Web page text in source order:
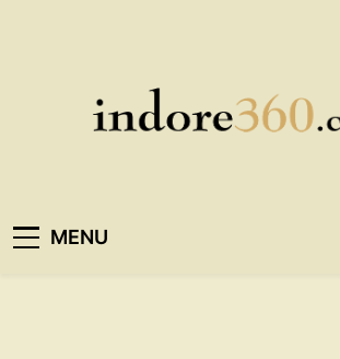
Indore360
MENU